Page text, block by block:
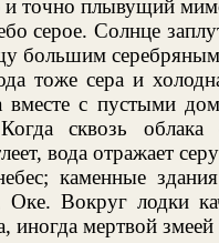
точно плывущий
серое. Солнце
большим
тоже сера и
вместе с пустыми
сквозь
вода отражает
каменные
Оке. Вокруг лодки
иногда мертвой